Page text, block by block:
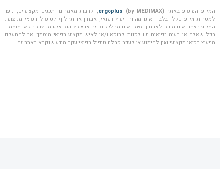
המידע המופיע באתר ergoplus (by MEDIMAX)
, לרבות מאמרים ותכנים מקצועיים, נועד
למטרות מידע כללי בלבד ואינו מהווה ייעוץ רפואי, אבחון או תחליף לטיפול רפואי מקצועי.
המידע באתר אינו מיועד לאבחון עצמי ואינו מחליף פנייה או ייעוץ של איש מקצוע רפואי מוסמך.
בכל שאלה או בעיה רפואית יש לפנות לרופא ו/או לאיש מקצוע רפואי מוסמך. אין להתעלם
מייעוץ רפואי מקצועי ואין להימנע או לעכב קבלת טיפול רפואי עקב מידע שנקרא באתר זה.